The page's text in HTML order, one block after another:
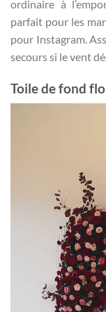
ordinaire à
parfait pour les
pour Instagram.
secours si le vent
Toile de fond